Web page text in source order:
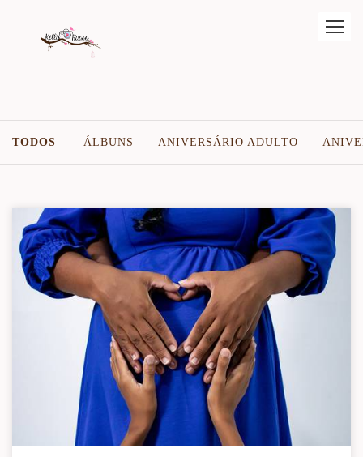
TODOS ÁLBUNS ANIVERSÁRIO ADULTO